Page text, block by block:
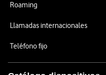
Roaming
Llamadas internacionales
Teléfono fijo